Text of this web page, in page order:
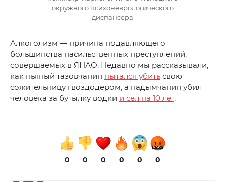
окружного психоневрологического
диспансера
Алкоголизм — причина подавляющего
большинства насильственных преступлений,
совершаемых в ЯНАО. Недавно мы рассказывали,
как пьяный тазовчанин пытался убить свою
сожительницу гвоздодером, а надымчанин убил
человека за бутылку водки и сел на 10 лет.
0 0 0 0 0 0